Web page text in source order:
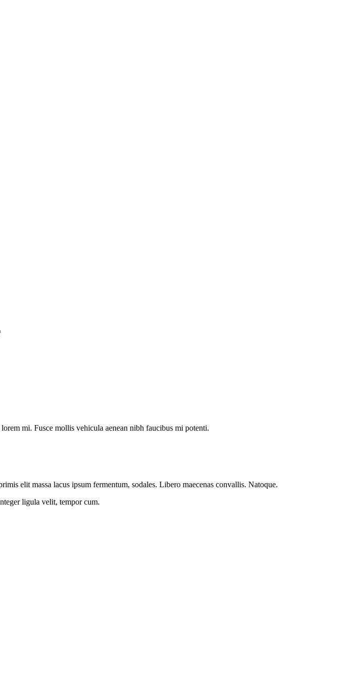
mi. Fusce mollis vehicula aenean nibh faucibus mi potenti.
elit massa lacus ipsum fermentum, sodales. Libero maecenas convallis. Natoque.
ligula velit, tempor cum.